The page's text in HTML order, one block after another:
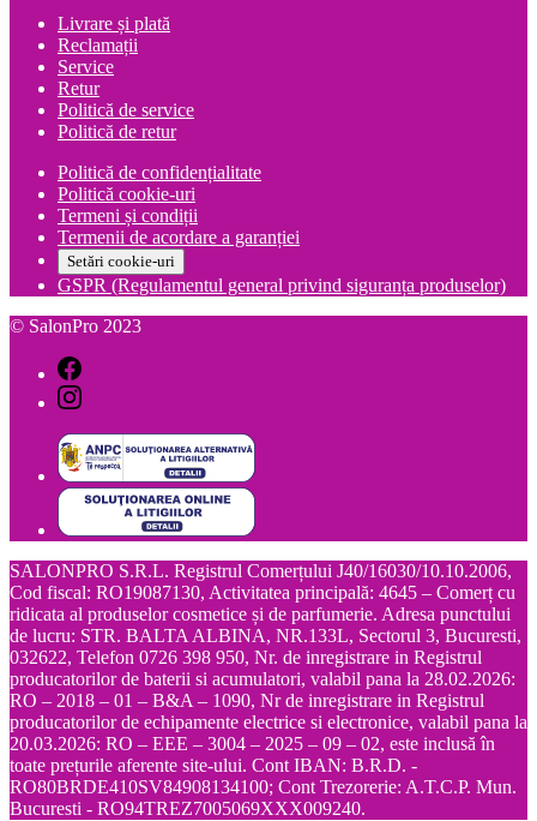
Livrare și plată
Reclamații
Service
Retur
Politică de service
Politică de retur
Politică de confidențialitate
Politică cookie-uri
Termeni și condiții
Termenii de acordare a garanției
Setări cookie-uri
GSPR (Regulamentul general privind siguranța produselor)
© SalonPro 2023
SALONPRO S.R.L. Registrul Comerțului J40/16030/10.10.2006,
Cod fiscal: RO19087130, Activitatea principală: 4645 – Comerț cu
ridicata al produselor cosmetice și de parfumerie. Adresa punctului
de lucru: STR. BALTA ALBINA, NR.133L, Sectorul 3, Bucuresti,
032622, Telefon 0726 398 950, Nr. de inregistrare in Registrul
producatorilor de baterii si acumulatori, valabil pana la 28.02.2026:
RO – 2018 – 01 – B&A – 1090, Nr de inregistrare in Registrul
producatorilor de echipamente electrice si electronice, valabil pana la
20.03.2026: RO – EEE – 3004 – 2025 – 09 – 02, este inclusă în
toate prețurile aferente site-ului. Cont IBAN: B.R.D. -
RO80BRDE410SV84908134100; Cont Trezorerie: A.T.C.P. Mun.
Bucuresti - RO94TREZ7005069XXX009240.